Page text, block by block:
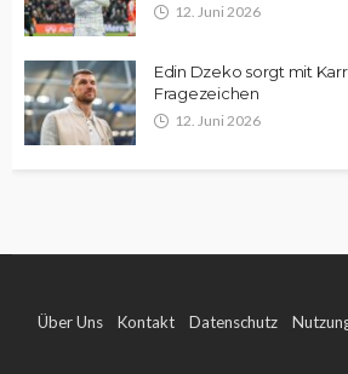
12. Juni 2026
Edin Dzeko sorgt mit
Fragezeichen
12. Juni 2026
Über Uns Kontakt Datenschutz